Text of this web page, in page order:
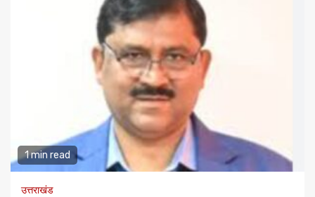
1 min read
उत्तराखंड